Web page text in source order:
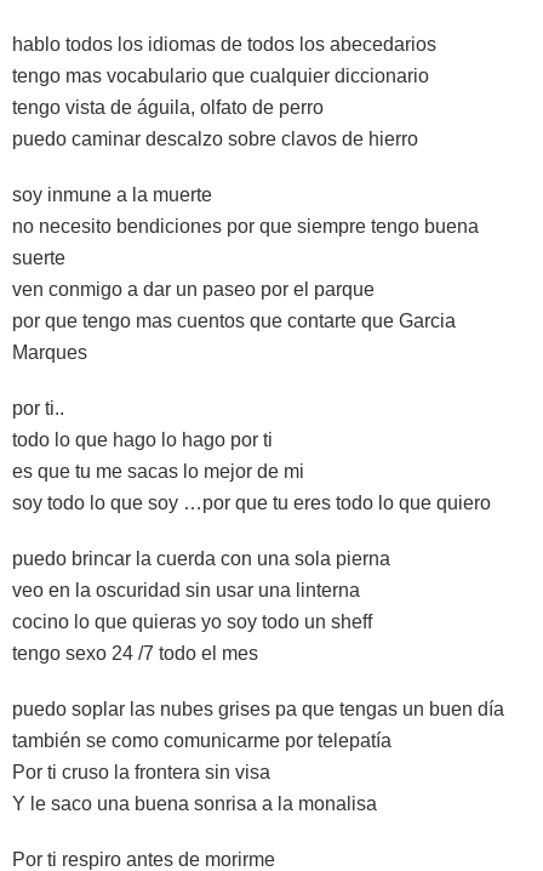
hablo todos los idiomas de todos los abecedarios
tengo mas vocabulario que cualquier diccionario
tengo vista de águila, olfato de perro
puedo caminar descalzo sobre clavos de hierro
soy inmune a la muerte
no necesito bendiciones por que siempre tengo buena
suerte
ven conmigo a dar un paseo por el parque
por que tengo mas cuentos que contarte que Garcia
Marques
por ti..
todo lo que hago lo hago por ti
es que tu me sacas lo mejor de mi
soy todo lo que soy …por que tu eres todo lo que quiero
puedo brincar la cuerda con una sola pierna
veo en la oscuridad sin usar una linterna
cocino lo que quieras yo soy todo un sheff
tengo sexo 24 /7 todo el mes
puedo soplar las nubes grises pa que tengas un buen día
también se como comunicarme por telepatía
Por ti cruso la frontera sin visa
Y le saco una buena sonrisa a la monalisa
Por ti respiro antes de morirme